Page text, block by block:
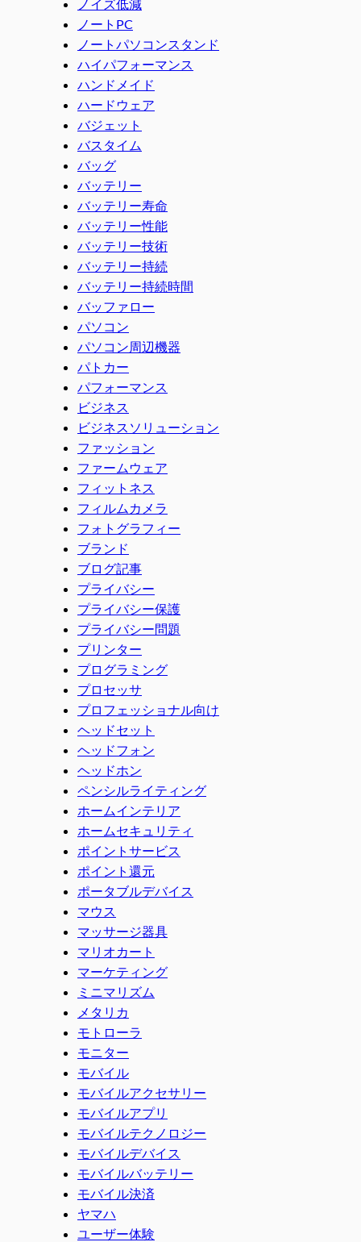
ノイズ低減
ノートPC
ノートパソコンスタンド
ハイパフォーマンス
ハンドメイド
ハードウェア
バジェット
バスタイム
バッグ
バッテリー
バッテリー寿命
バッテリー性能
バッテリー技術
バッテリー持続
バッテリー持続時間
バッファロー
パソコン
パソコン周辺機器
パトカー
パフォーマンス
ビジネス
ビジネスソリューション
ファッション
ファームウェア
フィットネス
フィルムカメラ
フォトグラフィー
ブランド
ブログ記事
プライバシー
プライバシー保護
プライバシー問題
プリンター
プログラミング
プロセッサ
プロフェッショナル向け
ヘッドセット
ヘッドフォン
ヘッドホン
ペンシルライティング
ホームインテリア
ホームセキュリティ
ポイントサービス
ポイント還元
ポータブルデバイス
マウス
マッサージ器具
マリオカート
マーケティング
ミニマリズム
メタリカ
モトローラ
モニター
モバイル
モバイルアクセサリー
モバイルアプリ
モバイルテクノロジー
モバイルデバイス
モバイルバッテリー
モバイル決済
ヤマハ
ユーザー体験